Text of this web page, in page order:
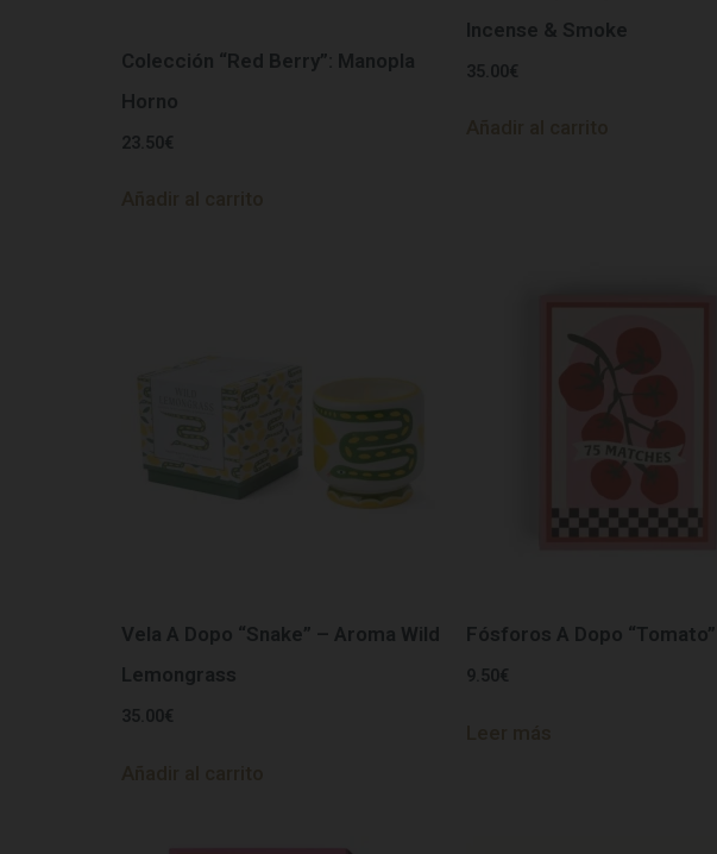
Colección “Red Berry”: Manopla
Horno
23.50€
Incense & Smoke
35.00€
Vela A Dopo “Snake” – Aroma Wild
Lemongrass
35.00 €
Fósforos A Dopo “Tomato”
9.50 €